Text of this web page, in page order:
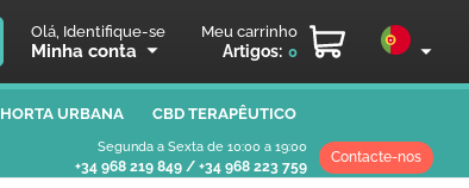
Olá, Identifique-se
Minha conta
Meu carrinho
Artigos: 0
HORTA URBANA CBD TERAPÊUTICO
Segunda a Sexta de 10:00 a 19:00
+34 968 219 849 / +34 968 223 759
Contacte-nos